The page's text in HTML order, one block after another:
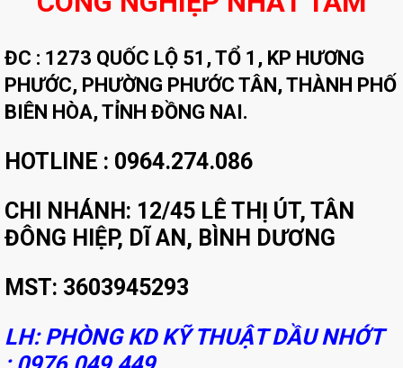
ĐC : 1273 QUỐC LỘ 51, TỔ 1, KP HƯƠNG
PHƯỚC, PHƯỜNG PHƯỚC TÂN, THÀNH PHỐ
BIÊN HÒA, TỈNH ĐỒNG NAI.
HOTLINE : 0964.274.086
CHI NHÁNH: 12/45 LÊ THỊ ÚT, TÂN
ĐÔNG HIỆP, DĨ AN, BÌNH DƯƠNG
MST: 3603945293
LH: PHÒNG KD KỸ THUẬT DẦU NHỚT